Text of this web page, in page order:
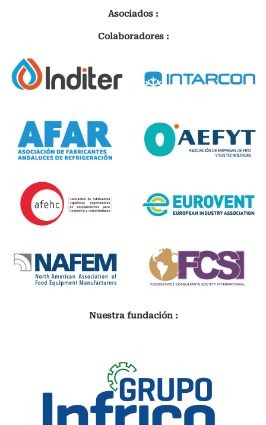
Asociados :
Colaboradores :
Nuestra fundación :